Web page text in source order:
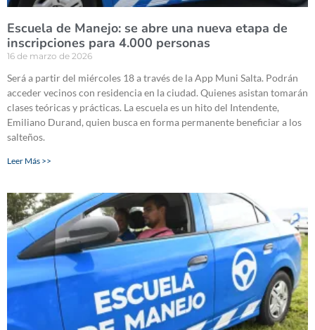
Escuela de Manejo: se abre una nueva etapa de
inscripciones para 4.000 personas
16 de marzo de 2026
Será a partir del miércoles 18 a través de la App Muni Salta. Podrán
acceder vecinos con residencia en la ciudad. Quienes asistan tomarán
clases teóricas y prácticas. La escuela es un hito del Intendente,
Emiliano Durand, quien busca en forma permanente beneficiar a los
salteños.
Leer Más >>